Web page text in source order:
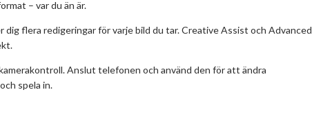
– var du än är.
dig flera redigeringar för varje bild du tar. Creative Assist och Advanced
Anslut telefonen och använd den för att ändra
spela in.